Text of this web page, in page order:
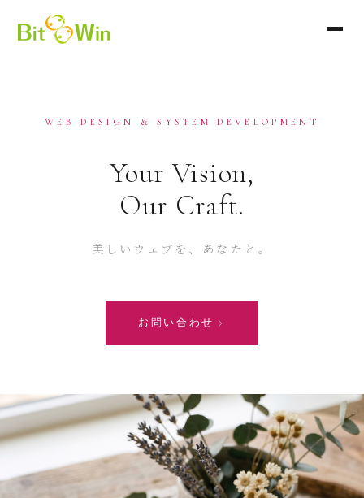
WEB DESIGN & SYSTEM DEVELOPMENT
Your Vision,
Our Craft.
美しいウェブを、あなたと。
お問い合わせ